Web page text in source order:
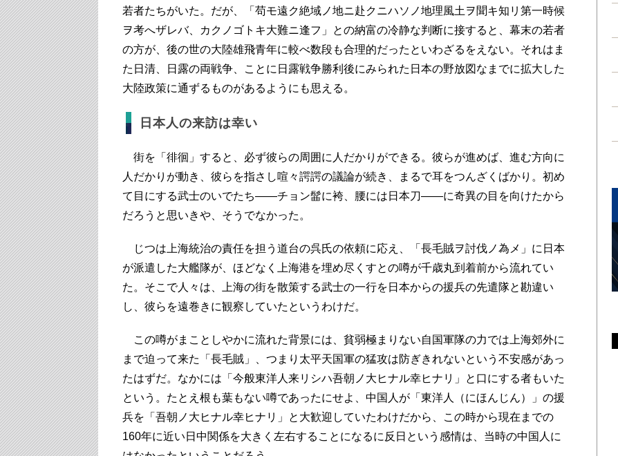
若者たちがいた。だが、「苟モ遠ク絶域ノ地ニ赴クニハソノ地理風土ヲ聞キ知リ第一時候
ヲ考へザレバ、カクノゴトキ大難ニ逢フ」との納富の冷静な判断に接すると、幕末の若者
の方が、後の世の大陸雄飛青年に較べ数段も合理的だったといわざるをえない。それはま
た日清、日露の両戦争、ことに日露戦争勝利後にみられた日本の野放図なまでに拡大した
大陸政策に通ずるものがあるようにも思える。
日本人の来訪は幸い
街を「徘徊」すると、必ず彼らの周囲に人だかりができる。彼らが進めば、進む方向に
人だかりが動き、彼らを指さし喧々諤諤の議論が続き、まるで耳をつんざくばかり。初め
て目にする武士のいでたち――チョン髷に袴、腰には日本刀――に奇異の目を向けたから
だろうと思いきや、そうでなかった。
じつは上海統治の責任を担う道台の呉氏の依頼に応え、「長毛賊ヲ討伐ノ為メ」に日本
が派遣した大艦隊が、ほどなく上海港を埋め尽くすとの噂が千歳丸到着前から流れてい
た。そこで人々は、上海の街を散策する武士の一行を日本からの援兵の先遣隊と勘違い
し、彼らを遠巻きに観察していたというわけだ。
この噂がまことしやかに流れた背景には、貧弱極まりない自国軍隊の力では上海郊外に
まで迫って来た「長毛賊」、つまり太平天国軍の猛攻は防ぎきれないという不安感があっ
たはずだ。なかには「今般東洋人来リシハ吾朝ノ大ヒナル幸ヒナリ」と口にする者もいた
という。たとえ根も葉もない噂であったにせよ、中国人が「東洋人（にほんじん）」の援
兵を「吾朝ノ大ヒナル幸ヒナリ」と大歓迎していたわけだから、この時から現在までの
160年に近い日中関係を大きく左右することになるに反日という感情は、当時の中国人に